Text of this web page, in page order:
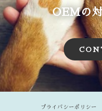
OEMの
プライバシーポリシー